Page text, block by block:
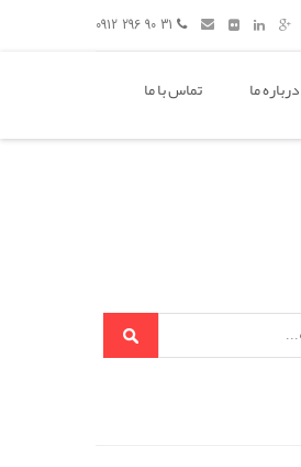
درباره ما تماس با ما